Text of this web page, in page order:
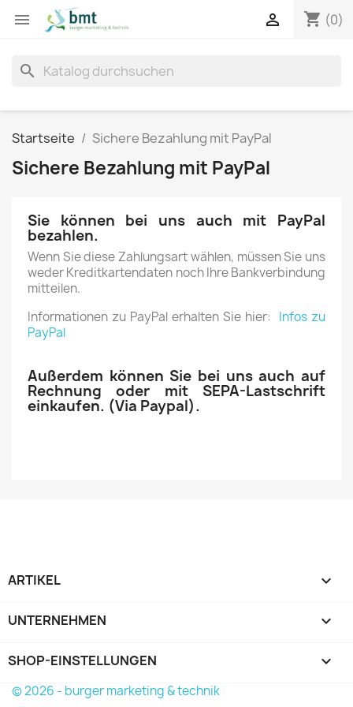
 shopping_cart (0)

search
Startseite Sichere Bezahlung mit PayPal
Sichere Bezahlung mit PayPal
Sie können bei uns auch mit PayPal
bezahlen.
Wenn Sie diese Zahlungsart wählen, müssen Sie uns
weder Kreditkartendaten noch Ihre Bankverbindung
mitteilen.
Informationen zu PayPal erhalten Sie hier: Infos zu
PayPal
Außerdem können Sie bei uns auch auf
Rechnung oder mit SEPA-Lastschrift
einkaufen. (Via Paypal).
ARTIKEL 
UNTERNEHMEN 
SHOP-EINSTELLUNGEN keyboard_arrow_down
© 2026 - burger marketing & technik